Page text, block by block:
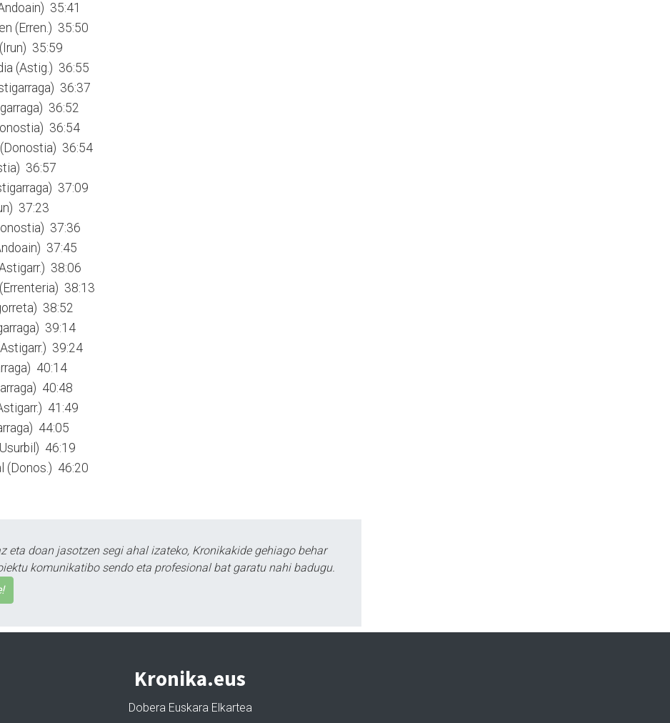
35:41
(Erren.) 35:50
35:59
(Astig.) 36:55
36:37
36:52
36:54
36:54
36:57
37:09
37:23
37:36
37:45
38:06
38:13
38:52
39:14
39:24
40:14
40:48
41:49
44:05
46:19
(Donos.) 46:20
eta doan jasotzen segi ahal izateko, Kronikakide gehiago behar
komunikatibo sendo eta profesional bat garatu nahi badugu.
Kronika.eus
Dobera Euskara Elkartea